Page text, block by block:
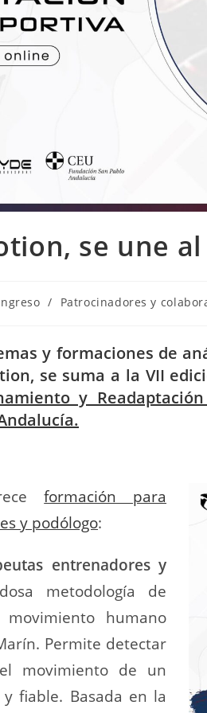
se une al
/ Patrocinadores y
y formaciones de
se suma a la VII
y Readaptación
formación para
y podólogo:
entrenadores y
metodología de
humano
Permite detectar
movimiento de un
fiable. Basada en la